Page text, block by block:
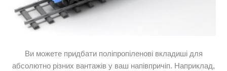
Ви можете придбати поліпропіленові вкладиші для
абсолютно різних вантажів у ваш напівпричіп. Наприклад,